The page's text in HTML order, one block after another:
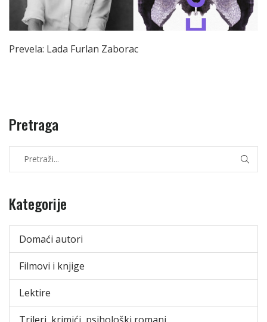
Prevela: Lada Furlan Zaborac
Pretraga
Kategorije
Domaći autori
Filmovi i knjige
Lektire